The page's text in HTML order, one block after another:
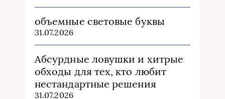
объемные световые буквы
31.07.2026
Абсурдные ловушки и хитрые
обходы для тех, кто любит
нестандартные решения
31.07.2026